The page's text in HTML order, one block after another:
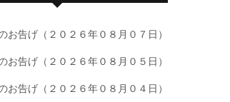
お告げ（２０２６年０８月０７日）
お告げ（２０２６年０８月０５日）
お告げ（２０２６年０８月０４日）